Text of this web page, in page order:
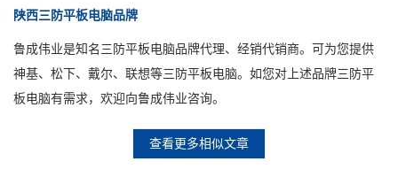
陕西三防平板电脑品牌
鲁成伟业是知名三防平板电脑品牌代理、经销代销商。可为您提供
神基、松下、戴尔、联想等三防平板电脑。如您对上述品牌三防平
板电脑有需求，欢迎向鲁成伟业咨询。
查看更多相似文章